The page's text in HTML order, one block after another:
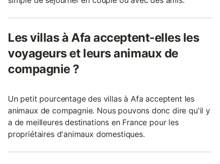
Les villas à Afa acceptent-elles les
voyageurs et leurs animaux de
compagnie ?
Un petit pourcentage des villas à Afa acceptent les
animaux de compagnie. Nous pouvons donc dire qu'il y
a de meilleures destinations en France pour les
propriétaires d'animaux domestiques.